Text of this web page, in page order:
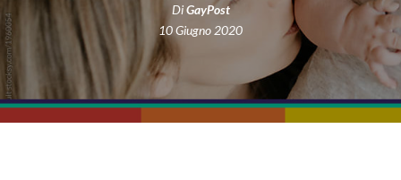
DiGayPost
10 Giugno 2020